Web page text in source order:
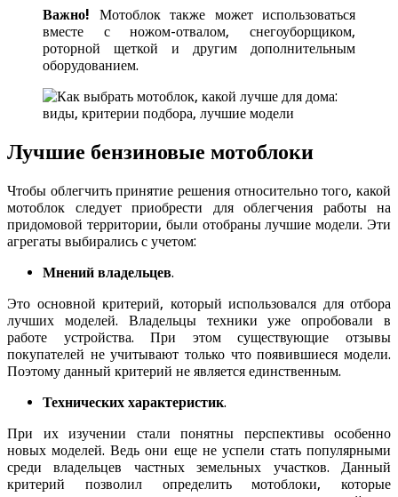
Важно! Мотоблок также может использоваться
вместе с ножом-отвалом, снегоуборщиком,
роторной щеткой и другим дополнительным
оборудованием.
Лучшие бензиновые мотоблоки
Чтобы облегчить принятие решения относительно того, какой
мотоблок следует приобрести для облегчения работы на
придомовой территории, были отобраны лучшие модели. Эти
агрегаты выбирались с учетом:
Мнений владельцев.
Это основной критерий, который использовался для отбора
лучших моделей. Владельцы техники уже опробовали в
работе устройства. При этом существующие отзывы
покупателей не учитывают только что появившиеся модели.
Поэтому данный критерий не является единственным.
Технических характеристик.
При их изучении стали понятны перспективы особенно
новых моделей. Ведь они еще не успели стать популярными
среди владельцев частных земельных участков. Данный
критерий позволил определить мотоблоки, которые